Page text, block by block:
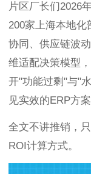
片区厂长们2026
200家上海本地化
协同、供应链波
维适配决策模型
开"功能过剩"与"
见实效的ERP方案
全文不讲推销，
ROI计算方式。